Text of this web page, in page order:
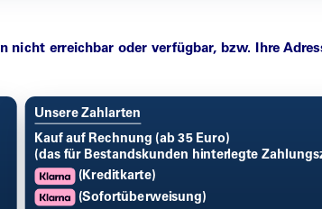
erreichbar oder verfügbar, bzw. Ihre
Unsere Zahlarten
Kauf auf Rechnung (ab 35 Euro)
(das für Bestandskunden hinterlegte
(Kreditkarte)
(Sofortüberweisung)